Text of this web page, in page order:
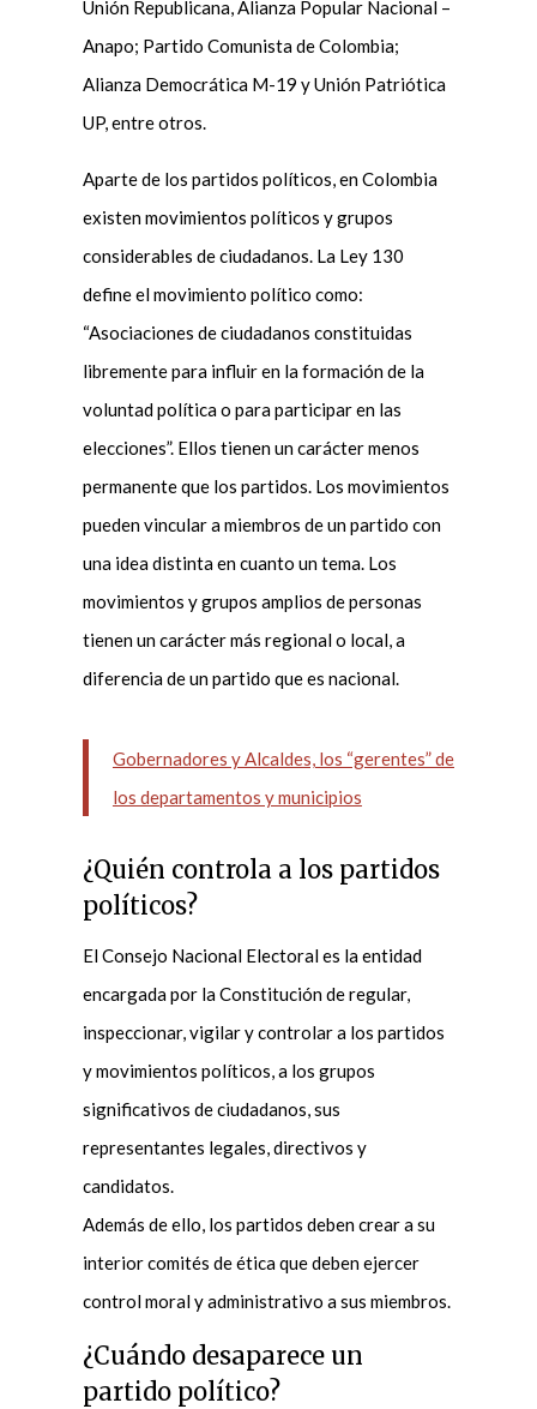
Unión Republicana, Alianza Popular Nacional –
Anapo; Partido Comunista de Colombia;
Alianza Democrática M-19 y Unión Patriótica
UP, entre otros.
Aparte de los partidos políticos, en Colombia
existen movimientos políticos y grupos
considerables de ciudadanos. La Ley 130
define el movimiento político como:
“Asociaciones de ciudadanos constituidas
libremente para influir en la formación de la
voluntad política o para participar en las
elecciones”. Ellos tienen un carácter menos
permanente que los partidos. Los movimientos
pueden vincular a miembros de un partido con
una idea distinta en cuanto un tema. Los
movimientos y grupos amplios de personas
tienen un carácter más regional o local, a
diferencia de un partido que es nacional.
Gobernadores y Alcaldes, los “gerentes” de
los departamentos y municipios
¿Quién controla a los partidos
políticos?
El Consejo Nacional Electoral es la entidad
encargada por la Constitución de regular,
inspeccionar, vigilar y controlar a los partidos
y movimientos políticos, a los grupos
significativos de ciudadanos, sus
representantes legales, directivos y
candidatos.
Además de ello, los partidos deben crear a su
interior comités de ética que deben ejercer
control moral y administrativo a sus miembros.
¿Cuándo desaparece un
partido político?